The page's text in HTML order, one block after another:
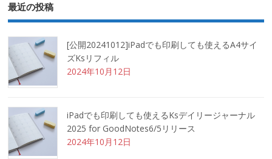
最近の投稿
[公開20241012]iPadでも印刷しても使えるA4サイ
ズKsリフィル
2024年10月12日
iPadでも印刷しても使えるKsデイリージャーナル
2025 for GoodNotes6/5リリース
2024年10月12日